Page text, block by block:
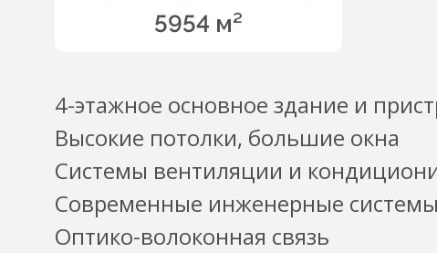
5954 м²
4-этажное основное здание и
Высокие потолки, большие окна
Системы вентиляции и
Современные инженерные системы
Оптико-волоконная связь